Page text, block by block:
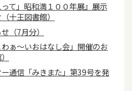
って」昭和満１００年展』展示
十王図書館）
（7月分）
ぁ～いおはなし会」開催のお
通信「みきまた」第39号を発